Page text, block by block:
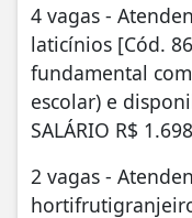
4 vagas -
laticínios [Cód.
fundamental
escolar) e
SALÁRIO R$
2 vagas -